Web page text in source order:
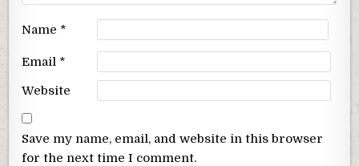
Name *
Email *
Website
Save my name, email, and website in this browser
for the next time I comment.